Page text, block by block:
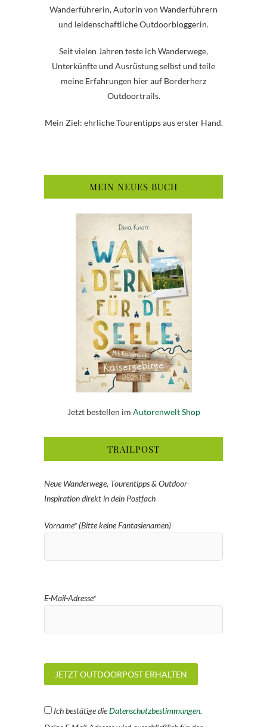
Wanderführerin, Autorin von Wanderführern
und leidenschaftliche Outdoorbloggerin.
Seit vielen Jahren teste ich Wanderwege,
Unterkünfte und Ausrüstung selbst und teile
meine Erfahrungen hier auf Borderherz
Outdoortrails.
Mein Ziel: ehrliche Tourentipps aus erster Hand.
MEIN NEUES BUCH
Jetzt bestellen im Autorenwelt Shop
TRAILPOST
Neue Wanderwege, Tourentipps & Outdoor-
Inspiration direkt in dein Postfach
Vorname* (Bitte keine Fantasienamen)
E-Mail-Adresse*
Ich bestätige dieDatenschutzbestimmungen.